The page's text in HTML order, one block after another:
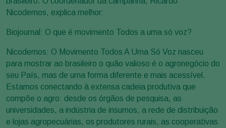
Nicodemos, explica melhor:
Biojournal: O que é movimento Todos a uma só voz?
Nicodemos: O Movimento Todos A Uma Só Voz nasceu
para mostrar ao brasileiro o quão valioso é o agronegócio do
seu País, mas de uma forma diferente e mais acessível.
Estamos conectando à extensa cadeia produtiva que
compõe o agro: desde os órgãos de pesquisa, as
universidades, a indústria de insumos, a rede de distribuição
e lojas agropecuárias, os produtores rurais, as cooperativas